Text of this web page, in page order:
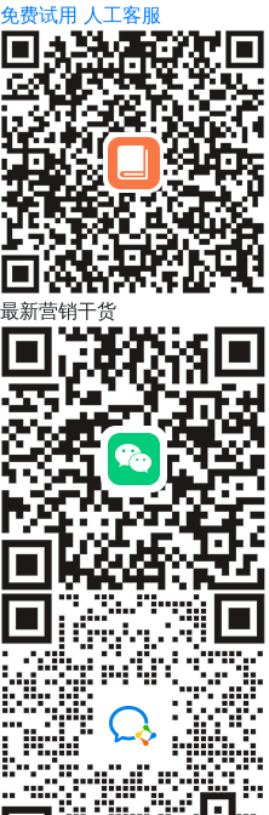
免费试用 人工客服
最新营销干货